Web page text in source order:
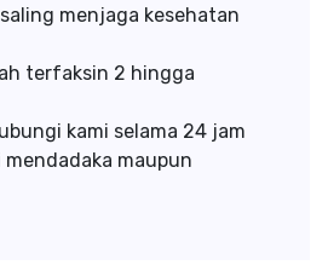
menjaga kesehatan
terfaksin 2 hingga
kami selama 24 jam
maupun